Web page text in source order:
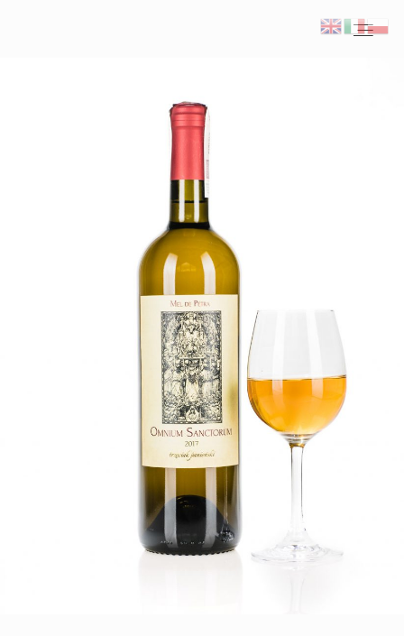
Home
Fotograf ślubny Kraków
Reportaże ślubne
Inspiracje
Plener ślubny we Włoszech
Kontakt